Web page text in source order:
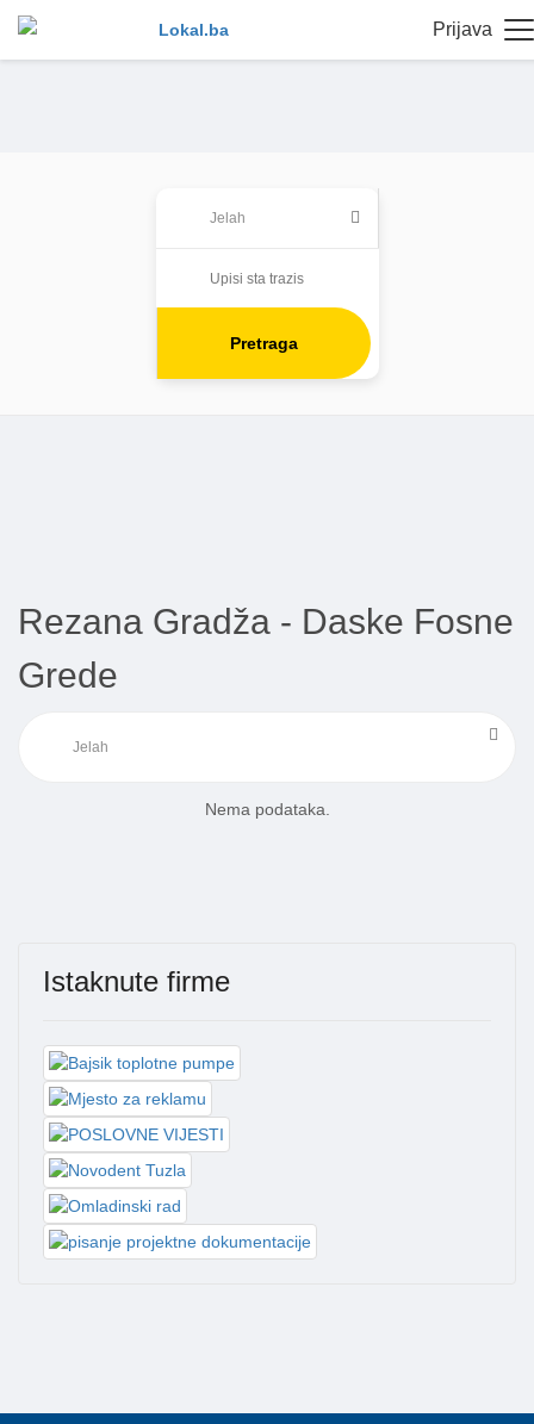
Prijava
Pretraga
Rezana Gradža - Daske Fosne
Grede
Nema podataka.
Istaknute firme